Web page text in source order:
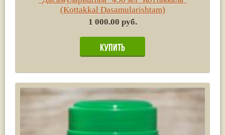
(Kottakkal Dasamularishtam)
1 000.00 руб.